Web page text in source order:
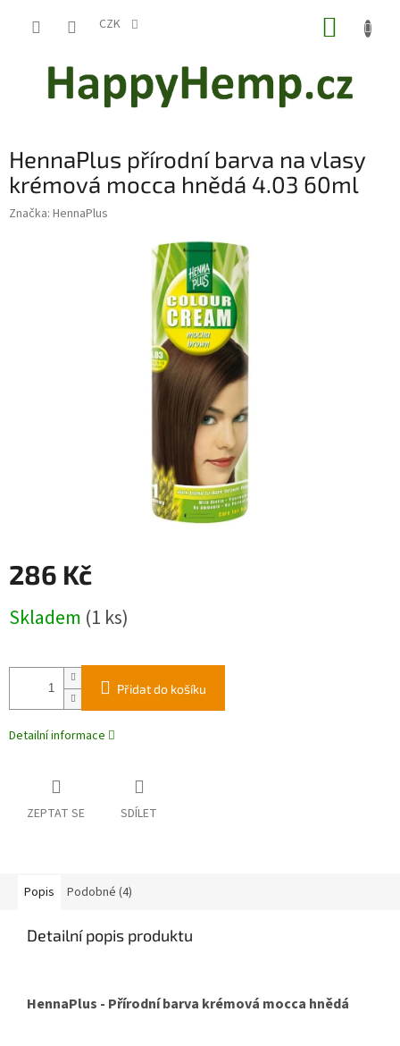
CZK
HennaPlus přírodní barva na vlasy
krémová mocca hnědá 4.03 60ml
Značka: HennaPlus
286 Kč
cena:
Skladem (1 ks)
Přidat do košíku
Detailní informace
ZEPTAT SE SDÍLET
Popis Podobné (4)
Detailní popis produktu
HennaPlus - Přírodní barva krémová mocca hnědá